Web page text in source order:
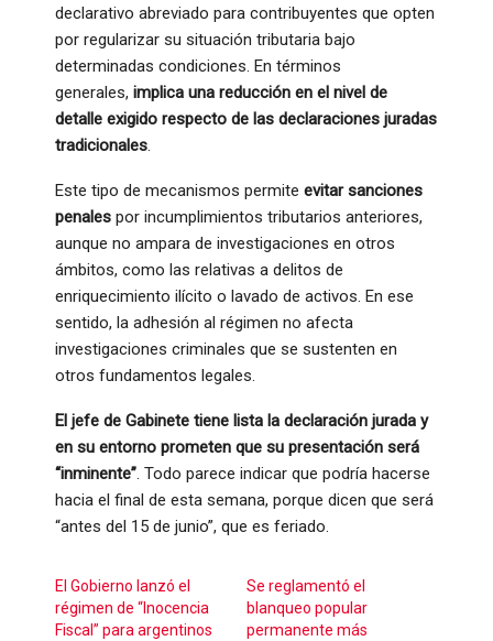
declarativo abreviado para contribuyentes que opten
por regularizar su situación tributaria bajo
determinadas condiciones. En términos
generales, implica una reducción en el nivel de
detalle exigido respecto de las declaraciones juradas
tradicionales.
Este tipo de mecanismos permite evitar sanciones
penales por incumplimientos tributarios anteriores,
aunque no ampara de investigaciones en otros
ámbitos, como las relativas a delitos de
enriquecimiento ilícito o lavado de activos. En ese
sentido, la adhesión al régimen no afecta
investigaciones criminales que se sustenten en
otros fundamentos legales.
El jefe de Gabinete tiene lista la declaración jurada y
en su entorno prometen que su presentación será
“inminente”. Todo parece indicar que podría hacerse
hacia el final de esta semana, porque dicen que será
“antes del 15 de junio”, que es feriado.
El Gobierno lanzó el
régimen de “Inocencia
Fiscal” para argentinos
Se reglamentó el
blanqueo popular
permanente más